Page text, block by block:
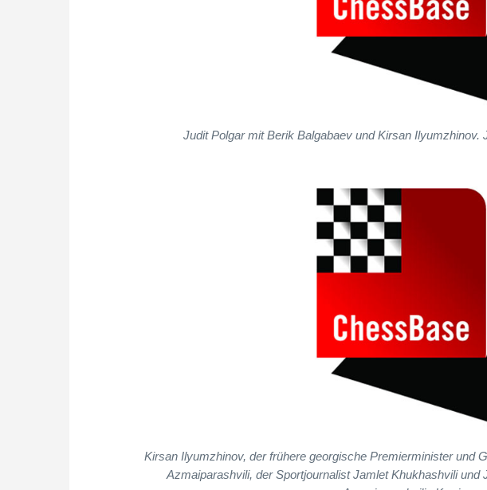
Judit Polgar mit Berik Balgabaev und Kirsan Ilyumzhinov.
Kirsan Ilyumzhinov, der frühere georgische Premierminister und
Azmaiparashvili, der Sportjournalist Jamlet Khukhashvili und